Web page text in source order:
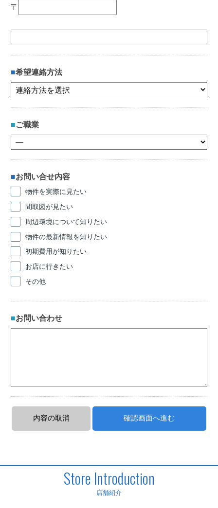
〒
希望連絡方法
ご職業
お問い合せ内容
物件を実際に見たい
間取図が見たい
周辺環境について知りたい
物件の最新情報を知りたい
初期費用が知りたい
お店に行きたい
その他
お問い合わせ
Store Introduction
店舗紹介